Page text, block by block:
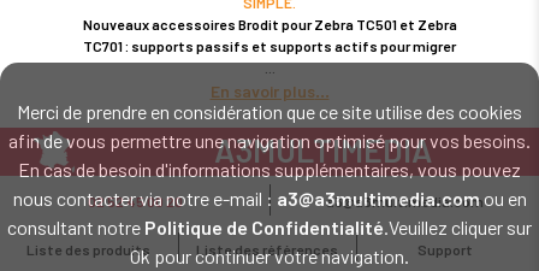
Merci de prendre en considération que ce site utilise des cookies
afin de vous permettre une navigation optimisé pour vos besoins.
En cas de besoin d'informations supplémentaires, vous pouvez
nous contacter via notre e-mail : a3@a3multimedia.comou en
consultant notre Politique de Confidentialité.Veuillez cliquer sur
Ok pour continuer votre navigation.
Nouveaux accessoires Brodit pour Zebra TC501 et Zebra
TC701 : supports passifs et supports actifs pour migrer
En savoir plus
A3MULTIMEDIA
LE SPÉCIALISTE MATÉRIEL ET LOGICIEL CODE BARRE
Intervention sur tout le territoire : Cholet - Nantes - Angers - Rennes - Le
Mans - Bordeaux - Paris - Lille - Brest - Toulouse - Marseille - Poitiers -
Caen - Lyon - Reims - Lorient - Vannes - Quimper - Rouen
02 52 45 00 20 a3@a3multimedia.com
Liste des produits Liste des références Support
Mentions légales-Politique de